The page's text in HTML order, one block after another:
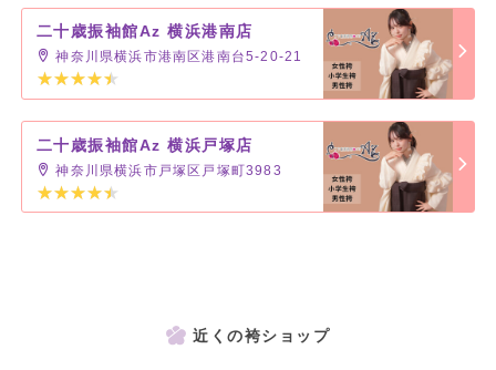
二十歳振袖館Az 横浜港南店
神奈川県横浜市港南区港南台5-20-21
二十歳振袖館Az 横浜戸塚店
神奈川県横浜市戸塚区戸塚町3983
近くの袴ショップ